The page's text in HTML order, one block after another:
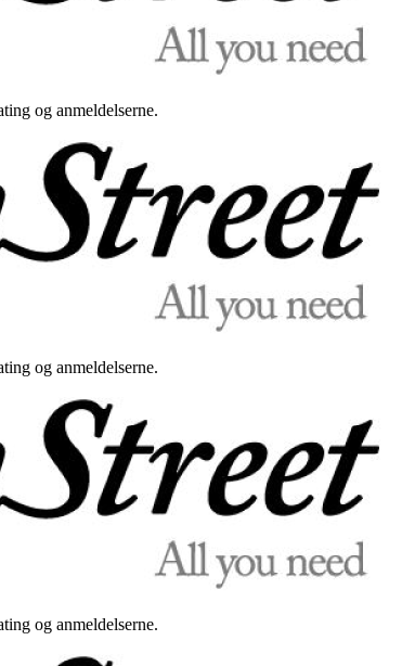
og anmeldelserne.
og anmeldelserne.
og anmeldelserne.